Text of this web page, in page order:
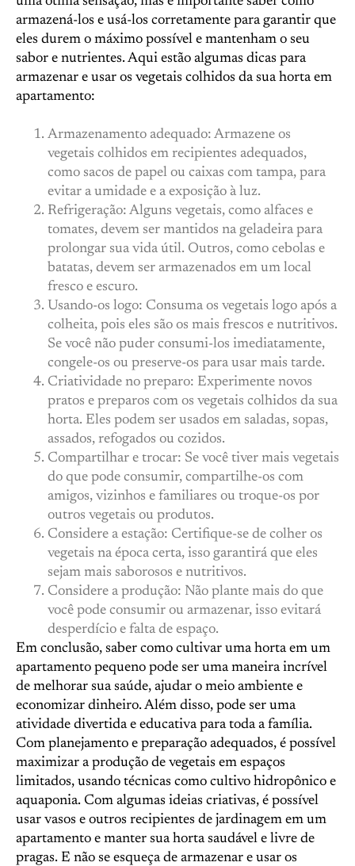
armazená-los e usá-los corretamente para garantir que
eles durem o máximo possível e mantenham o seu
sabor e nutrientes. Aqui estão algumas dicas para
armazenar e usar os vegetais colhidos da sua horta em
apartamento:
Armazenamento adequado: Armazene os
vegetais colhidos em recipientes adequados,
como sacos de papel ou caixas com tampa, para
evitar a umidade e a exposição à luz.
Refrigeração: Alguns vegetais, como alfaces e
tomates, devem ser mantidos na geladeira para
prolongar sua vida útil. Outros, como cebolas e
batatas, devem ser armazenados em um local
fresco e escuro.
Usando-os logo: Consuma os vegetais logo após a
colheita, pois eles são os mais frescos e nutritivos.
Se você não puder consumi-los imediatamente,
congele-os ou preserve-os para usar mais tarde.
Criatividade no preparo: Experimente novos
pratos e preparos com os vegetais colhidos da sua
horta. Eles podem ser usados em saladas, sopas,
assados, refogados ou cozidos.
Compartilhar e trocar: Se você tiver mais vegetais
do que pode consumir, compartilhe-os com
amigos, vizinhos e familiares ou troque-os por
outros vegetais ou produtos.
Considere a estação: Certifique-se de colher os
vegetais na época certa, isso garantirá que eles
sejam mais saborosos e nutritivos.
Considere a produção: Não plante mais do que
você pode consumir ou armazenar, isso evitará
desperdício e falta de espaço.
Em conclusão, saber como cultivar uma horta em um
apartamento pequeno pode ser uma maneira incrível
de melhorar sua saúde, ajudar o meio ambiente e
economizar dinheiro. Além disso, pode ser uma
atividade divertida e educativa para toda a família.
Com planejamento e preparação adequados, é possível
maximizar a produção de vegetais em espaços
limitados, usando técnicas como cultivo hidropônico e
aquaponia. Com algumas ideias criativas, é possível
usar vasos e outros recipientes de jardinagem em um
apartamento e manter sua horta saudável e livre de
pragas. E não se esqueça de armazenar e usar os